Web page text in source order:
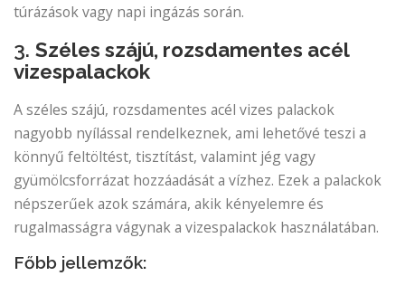
túrázások vagy napi ingázás során.
3. Széles szájú, rozsdamentes acél
vizespalackok
A széles szájú, rozsdamentes acél vizes palackok
nagyobb nyílással rendelkeznek, ami lehetővé teszi a
könnyű feltöltést, tisztítást, valamint jég vagy
gyümölcsforrázat hozzáadását a vízhez. Ezek a palackok
népszerűek azok számára, akik kényelemre és
rugalmasságra vágynak a vizespalackok használatában.
Főbb jellemzők: